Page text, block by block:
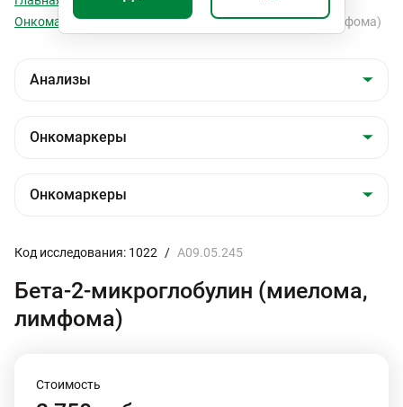
Онкомаркеры
Бета-2-микроглобулин (миелома, лимфома)
Код исследования: 1022 / A09.05.245
Бета-2-микроглобулин (миелома,
лимфома)
Стоимость